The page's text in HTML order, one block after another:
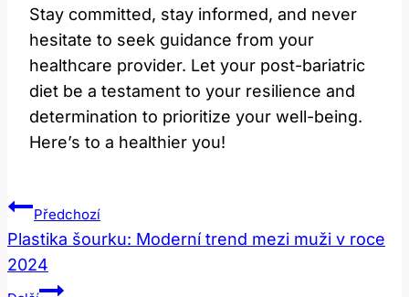
Stay committed, stay‍ informed, and never
hesitate ⁤to seek guidance ⁤from your
healthcare provider. Let your post-bariatric
diet be​ a testament to your resilience and
determination to prioritize your well-being.
Here’s to a healthier you!
Navigace
Pro
Příspěvek
Předchozí
Plastika šourku: Moderní trend mezi muži v roce
2024